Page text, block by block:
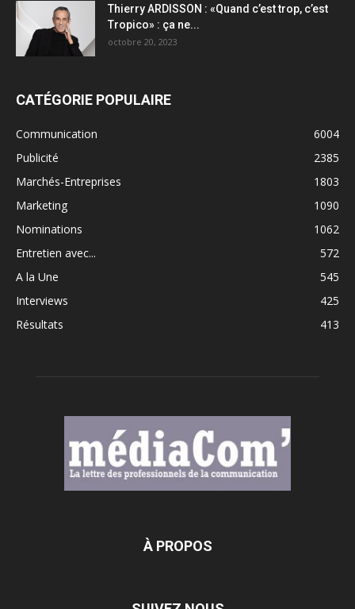
Thierry ARDISSON : «Quand c’est trop, c’est
Tropico» : ça ne...
octobre 20, 2023
CATÉGORIE POPULAIRE
Communication
6004
Publicité
2385
Marchés-Entreprises
1803
Marketing
1090
Nominations
1062
Entretien avec...
572
A la Une
545
Interviews
425
Résultats
413
À PROPOS